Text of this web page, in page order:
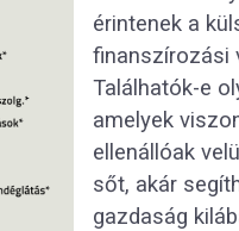
érintenek a
finanszírozási
Találhatók-e
amelyek
ellenállóak
sőt, akár
gazdaság